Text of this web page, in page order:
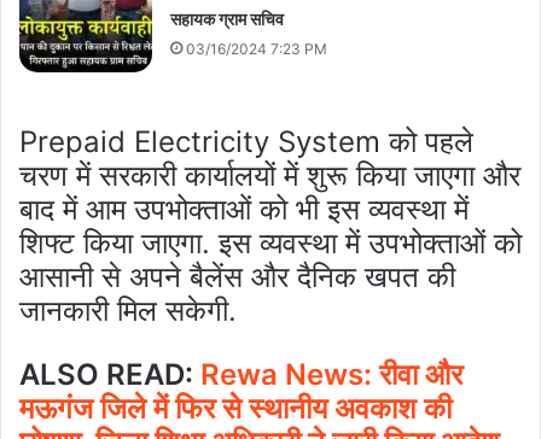
सहायक ग्राम सचिव
03/16/2024 7:23 PM
Prepaid Electricity System को पहले
चरण में सरकारी कार्यालयों में शुरू किया जाएगा और
बाद में आम उपभोक्ताओं को भी इस व्यवस्था में
शिफ्ट किया जाएगा. इस व्यवस्था में उपभोक्ताओं को
आसानी से अपने बैलेंस और दैनिक खपत की
जानकारी मिल सकेगी.
ALSO READ: Rewa News: रीवा और
मऊगंज जिले में फिर से स्थानीय अवकाश की